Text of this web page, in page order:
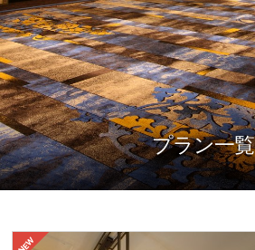
プラン一覧